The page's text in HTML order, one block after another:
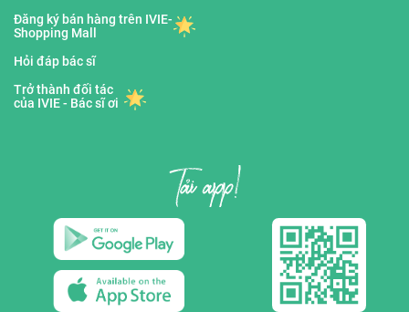
Đăng ký bán hàng trên IVIE-
Shopping Mall
Hỏi đáp bác sĩ
Trở thành đối tác
của IVIE - Bác sĩ ơi